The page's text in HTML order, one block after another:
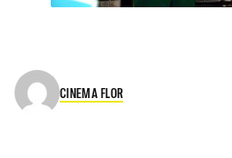
CINEMA FLOR